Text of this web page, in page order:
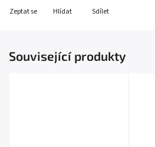
Zeptat se Hlídat Sdílet
Související produkty